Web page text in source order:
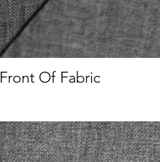
Front Of Fabric